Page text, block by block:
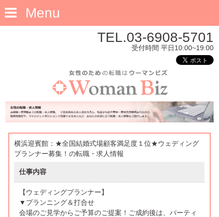
Menu
TEL.03-6908-5701
受付時間 平日10:00~19:00
横浜迎賓館：★全国結婚式場顧客満足度１位★ウェディング
プランナー募集！の転職・求人情報
仕事内容
【ウェディングプランナー】
▼プランニング＆打合せ
会場のご見学からご予算のご提案！ご成約後は、パーティ